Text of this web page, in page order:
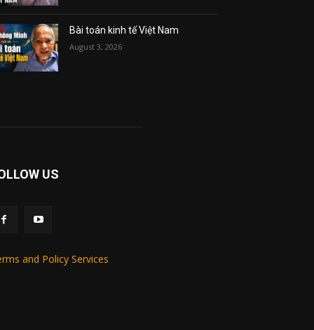
Bài toán kinh tế Việt Nam
August 3, 2026
US
and Policy Services